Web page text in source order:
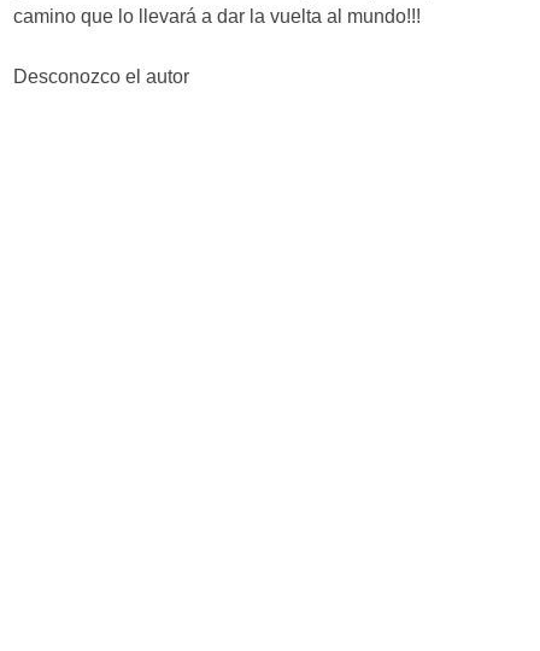
camino que lo llevará a dar la vuelta al mundo!!!
Desconozco el autor